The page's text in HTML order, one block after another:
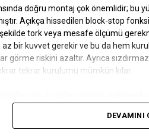
doğru montaj çok önemlidir; bu
Açıkça hissedilen block-stop
tork veya mesafe ölçümü
bir kuvvet gerekir ve bu da hem
görme riskini azaltır. Ayrıca
tekrar kurulumu mümkün kılar.
çizilse, akışkan sıcaklığı değişse
DEVAMINI